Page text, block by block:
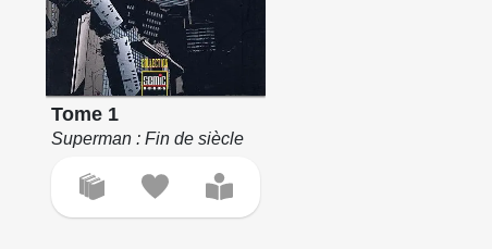
Tome 1
Superman : Fin de siècle